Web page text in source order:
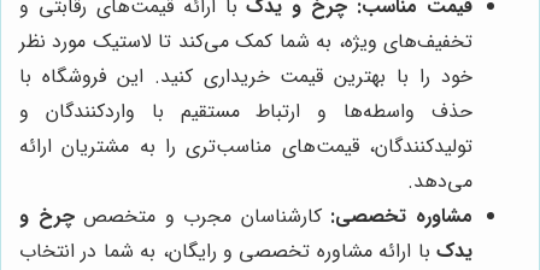
قیمت مناسب: چرخ و یدکبا ارائه قیمت‌های رقابتی و
تخفیف‌های ویژه، به شما کمک می‌کند تا لاستیک مورد نظر
خود را با بهترین قیمت خریداری کنید. این فروشگاه با
حذف واسطه‌ها و ارتباط مستقیم با واردکنندگان و
تولیدکنندگان، قیمت‌های مناسب‌تری را به مشتریان ارائه
می‌دهد.
مشاوره تخصصی: کارشناسان مجرب و متخصصچرخ و
یدک با ارائه مشاوره تخصصی و رایگان، به شما در انتخاب